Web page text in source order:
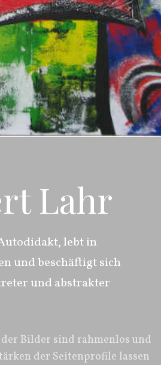
Lahr
lebt in
und beschäftigt sich
und abstrakter
Bilder sind rahmenlos und
der Seitenprofile lassen